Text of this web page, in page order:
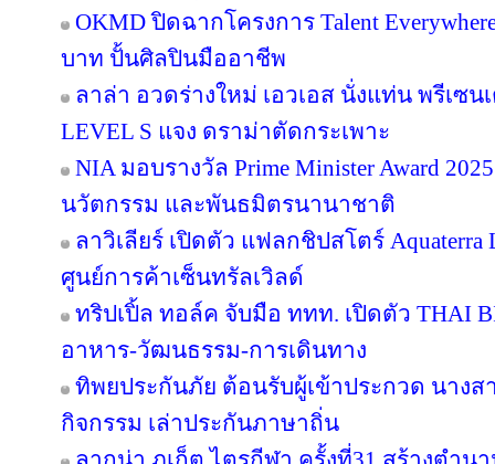
OKMD ปิดฉากโครงการ Talent
บาท ปั้นศิลปินมืออาชีพ
ลาล่า อวดร่างใหม่ เอวเอส นั่งแท่น พรีเซ
LEVEL S แจง ดราม่าตัดกระเพาะ
NIA มอบรางวัล Prime Minister Award
นวัตกรรม และพันธมิตรนานาชาติ
ลาวิเลียร์ เปิดตัว แฟลกชิปสโตร์
ศูนย์การค้าเซ็นทรัลเวิลด์
ทริปเปิ้ล ทอล์ค จับมือ ททท. เปิดตัว THAI
อาหาร-วัฒนธรรม-การเดินทาง
ทิพยประกันภัย ต้อนรับผู้เข้าประกวด นางส
กิจกรรม เล่าประกันภาษาถิ่น